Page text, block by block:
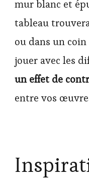
mur blanc et
tableau
ou dans un coin
jouer avec les
un effet de
entre vos